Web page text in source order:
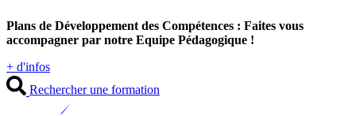
au
contenu
Plans de Développement des Compétences : Faites vous
accompagner par notre Equipe Pédagogique !
+ d'infos
Rechercher une formation